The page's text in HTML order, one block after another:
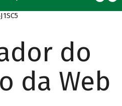
do
da Web